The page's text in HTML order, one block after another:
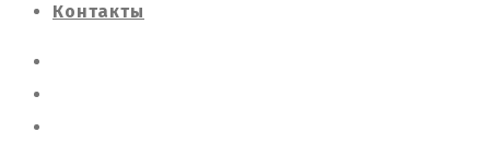
Контакты